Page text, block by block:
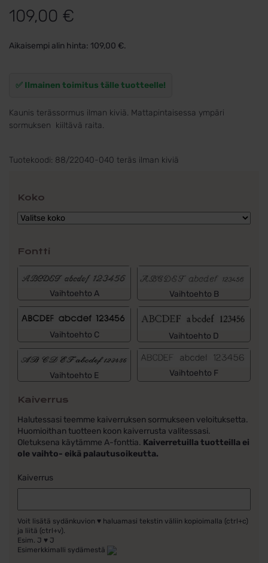
109,00 €
Aikaisempi alin hinta: 109,00 €.
✅ Ilmainen toimitus tälle tuotteelle!
Kaunis terässormus ilman kiviä. Mattapintaisessa ympäri
sormuksen kiiltävä raita.
Tuotekoodi: 88/22040-040 teräs ilman kiviä
Koko
Fontti
Vaihtoehto A Vaihtoehto B
Vaihtoehto C Vaihtoehto D
Vaihtoehto E Vaihtoehto F
Kaiverrus
Halutessasi teemme kaiverruksen sormukseen veloituksetta.
Huomioithan tuotteen koon kaiverrusta valitessasi.
Oletuksena käytämme A-fonttia. Kaiverretuilla tuotteilla ei
ole vaihto- eikä palautusoikeutta.
Kaiverrus
Voit lisätä sydänkuvion ♥ haluamasi tekstin väliin kopioimalla (ctrl+c)
ja liitä (ctrl+v).
Esim. J ♥ J
Esimerkkimalli sydämestä